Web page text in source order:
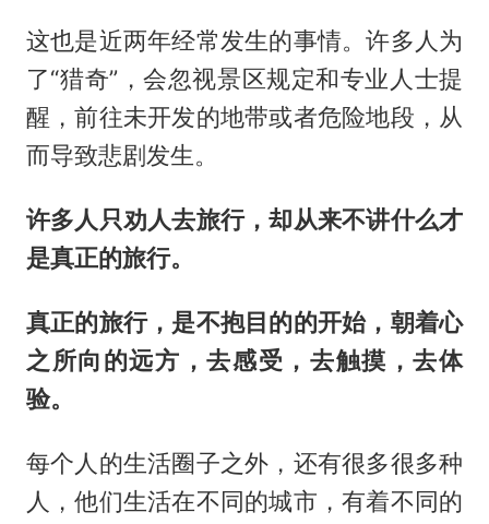
这也是近两年经常发生的事情。许多人为
了“猎奇”，会忽视景区规定和专业人士提
醒，前往未开发的地带或者危险地段，从
而导致悲剧发生。
许多人只劝人去旅行，却从来不讲什么才
是真正的旅行。
真正的旅行，是不抱目的的开始，朝着心
之所向的远方，去感受，去触摸，去体
验。
每个人的生活圈子之外，还有很多很多种
人，他们生活在不同的城市，有着不同的